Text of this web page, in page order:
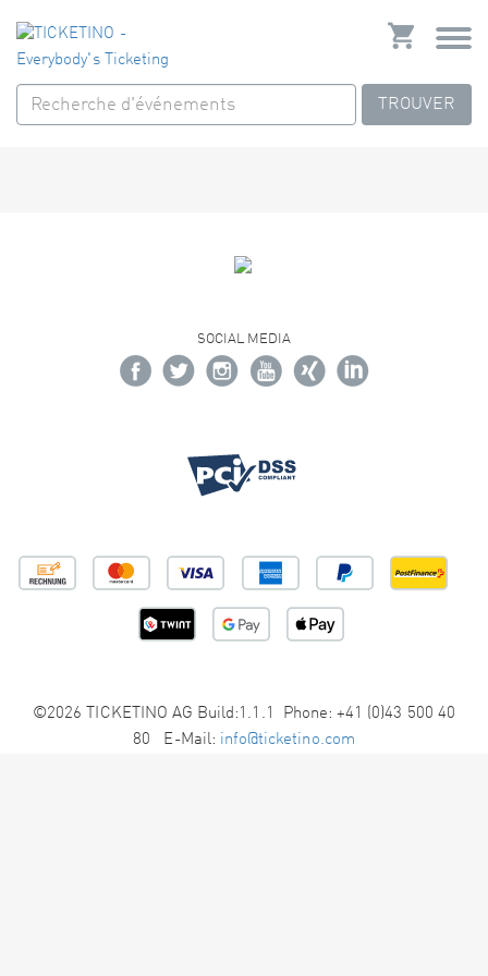
TROUVER
SOCIAL MEDIA
©2026 TICKETINO AG Build:1.1.1 Phone: +41 (0)43 500 40
80 E-Mail: info@ticketino.com